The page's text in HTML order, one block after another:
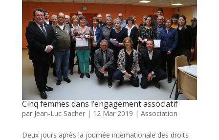
Cinq femmes dans l’engagement associatif
par Jean-Luc Sacher| 12 Mar 2019 | Association
Deux jours après la journée internationale des droits